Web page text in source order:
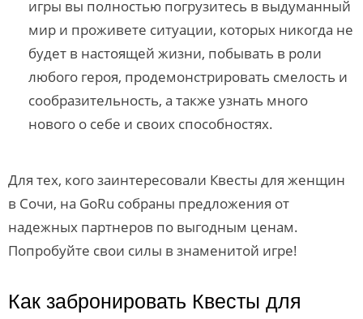
игры вы полностью погрузитесь в выдуманный
мир и проживете ситуации, которых никогда не
будет в настоящей жизни, побывать в роли
любого героя, продемонстрировать смелость и
сообразительность, а также узнать много
нового о себе и своих способностях.
Для тех, кого заинтересовали Квесты для женщин
в Сочи, на GoRu собраны предложения от
надежных партнеров по выгодным ценам.
Попробуйте свои силы в знаменитой игре!
Как забронировать Квесты для